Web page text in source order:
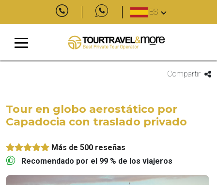
ES
Compartir
Tour en globo aerostático por
Capadocia con traslado privado
Más de 500 reseñas
Recomendado por el 99 % de los viajeros